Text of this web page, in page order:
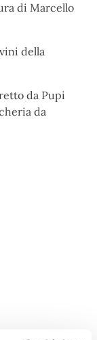
di Marcello
della
da Pupi
da